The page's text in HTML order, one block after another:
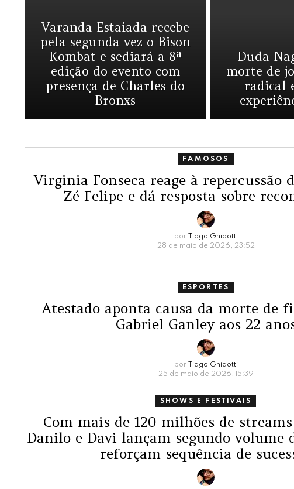
Varanda Estaiada recebe
pela segunda vez o Bison
Kombat e sediará a 8ª
edição do evento com
presença de Charles do
Bronxs
Duda
morte de
radical
FAMOSOS
Virginia Fonseca reage à repercussão
Zé Felipe e dá resposta sobre
por
Tiago Ghidotti
28 de maio de 2026, 23:52
ESPORTES
Atestado aponta causa da morte de
Gabriel Ganley aos 22
por
Tiago Ghidotti
25 de maio de 2026, 15:39
SHOWS E FESTIVAIS
Com mais de 120 milhões de
Danilo e Davi lançam segundo volume
reforçam sequência de